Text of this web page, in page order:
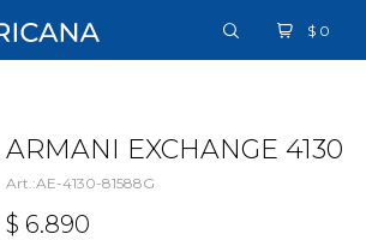
$ 0
ARMANI EXCHANGE 4130
AE-4130-81588G
$ 6.890